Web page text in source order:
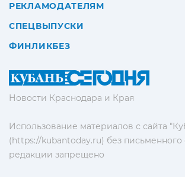
Новости Краснодара и Края
Использование материалов с сайта
(https://kubantoday.ru) без письменного
редакции запрещено
РЕКЛАМОДАТЕЛЯМ
СПЕЦВЫПУСКИ
ФИНЛИКБЕЗ